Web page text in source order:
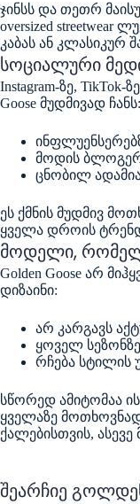
ჯინსს და თეთრ
oversized streetwear
კაბას ან კლასიკურ
სოციალური
Instagram-ზე, TikTok-
Goose მუდმივად ჩანს:
მოდის
ცნობილ
ეს ქმნის მუდმივ
ყველა დროის
მოდელი,
Golden Goose არ
დიზაინი:
არ კარგავს
ყოველ
რჩება სტილის
სწორედ ამიტომაა
ყველაზე
ქალებისთვის, ასევე
შეარჩიე